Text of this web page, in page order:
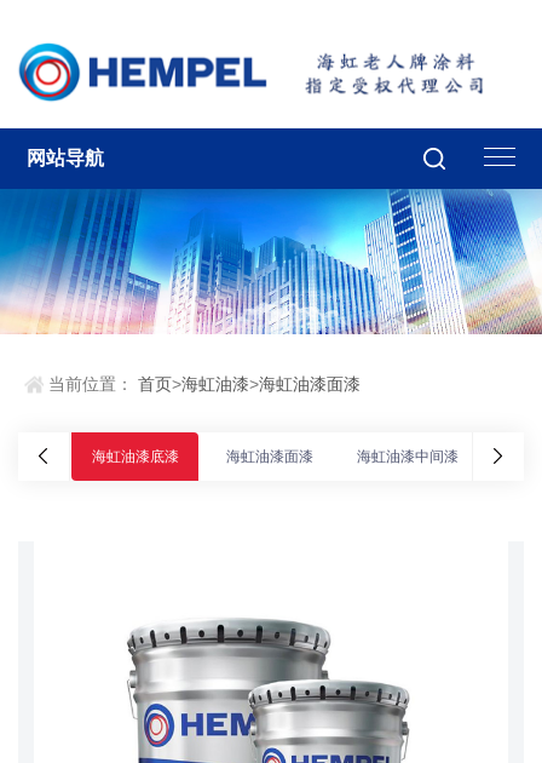
网站导航
当前位置：首页>海虹油漆>海虹油漆面漆
海虹油漆底漆 海虹油漆面漆 海虹油漆中间漆 海虹油